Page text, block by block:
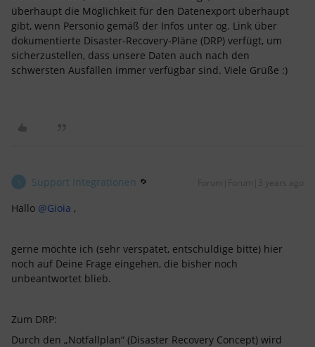
überhaupt die Möglichkeit für den Datenexport überhaupt
gibt, wenn Personio gemäß der Infos unter og. Link über
dokumentierte Disaster-Recovery-Pläne (DRP) verfügt, um
sicherzustellen, dass unsere Daten auch nach den
schwersten Ausfällen immer verfügbar sind. Viele Grüße :)
Support Integrationen Forum|Forum|3 years ago
Hallo @Gioia ,
gerne möchte ich (sehr verspätet, entschuldige bitte) hier
noch auf Deine Frage eingehen, die bisher noch
unbeantwortet blieb.
Zum DRP:
Durch den „Notfallplan“ (Disaster Recovery Concept) wird